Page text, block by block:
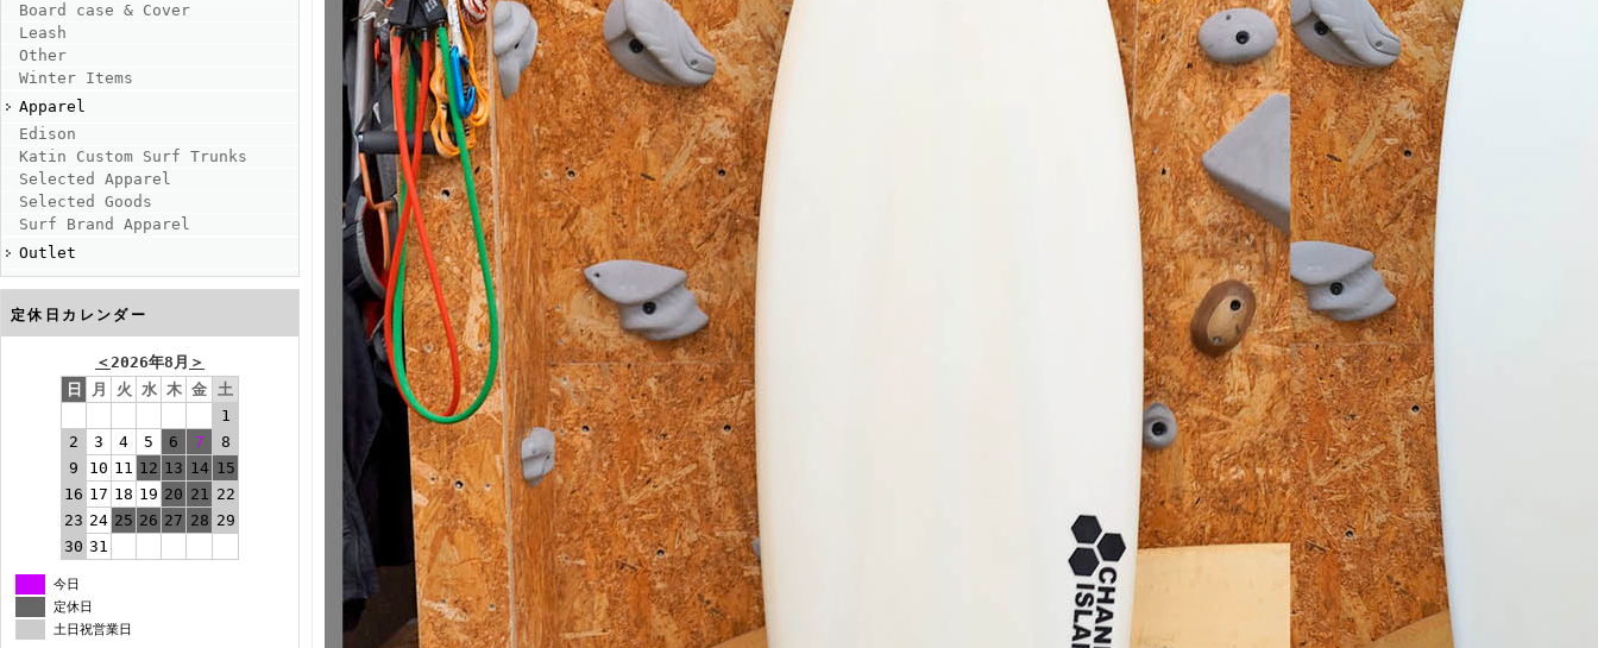
Board case & Cover
Leash
Other
Winter Items
Apparel
Edison
Katin Custom Surf Trunks
Selected Apparel
Selected Goods
Surf Brand Apparel
Outlet
定休日カレンダー
＜2026年8月 ＞
日
月 火 水 木 金 土
1
2
3 4 5 6 7
8
9
10 11 12 13 14 15
16 17 18 19 20 21 22
23 24 25 26 27 28 29
30 31
今日
定休日
土日祝営業日